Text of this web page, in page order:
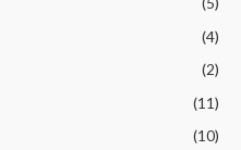
(4)
(2)
(11)
(10)